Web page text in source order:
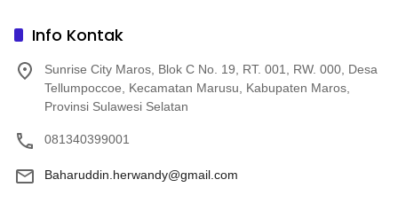
Info Kontak
Sunrise City Maros, Blok C No. 19, RT. 001, RW. 000, Desa
Tellumpoccoe, Kecamatan Marusu, Kabupaten Maros,
Provinsi Sulawesi Selatan
081340399001
Baharuddin.herwandy@gmail.com